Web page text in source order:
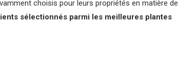
choisis pour leurs propriétés en matière de
sélectionnés parmi les meilleures plantes